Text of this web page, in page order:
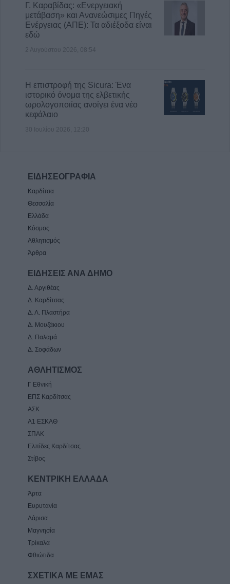
Γ. Καραβίδας: «Ενεργειακή
μετάβαση» και Ανανεώσιμες Πηγές
Ενέργειας (ΑΠΕ): Τα αδιέξοδα είναι
εδώ
2 Αυγούστου 2026, 08:54
Η επιστροφή της Sicura: Ένα
ιστορικό όνομα της ελβετικής
ωρολογοποιίας ανοίγει ένα νέο
κεφάλαιο
30 Ιουλίου 2026, 12:20
ΕΙΔΗΣΕΟΓΡΑΦΙΑ
Καρδίτσα
Θεσσαλία
Ελλάδα
Κόσμος
Αθλητισμός
Άρθρα
ΕΙΔΗΣΕΙΣ ΑΝΑ ΔΗΜΟ
Δ. Αργιθέας
Δ. Καρδίτσας
Δ. Λ. Πλαστήρα
Δ. Μουζάκιου
Δ. Παλαμά
Δ. Σοφάδων
ΑΘΛΗΤΙΣΜΟΣ
Γ Εθνική
ΕΠΣ Καρδίτσας
ΑΣΚ
Α1 ΕΣΚΑΘ
ΣΠΑΚ
Ελπίδες Καρδίτσας
Στίβος
ΚΕΝΤΡΙΚΗ ΕΛΛΑΔΑ
Άρτα
Ευρυτανία
Λάρισα
Μαγνησία
Τρίκαλα
Φθιώτιδα
ΣΧΕΤΙΚΑ ΜΕ ΕΜΑΣ